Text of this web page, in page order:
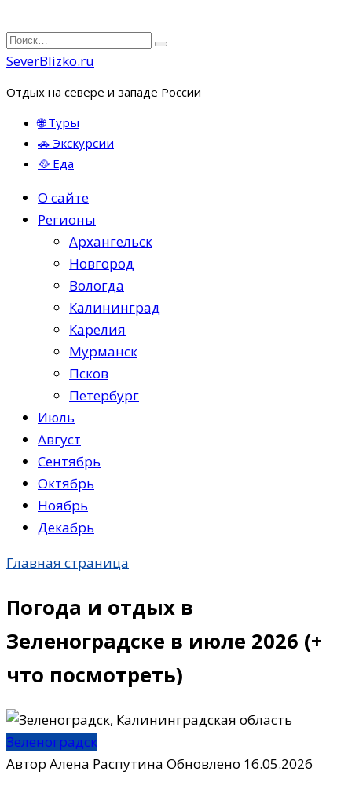
Перейти
к
Search
for:
SeverBlizko.ru
Отдых на севере и западе России
🌐 Туры
🚗 Экскурсии
🥘 Еда
О сайте
Регионы
Архангельск
Новгород
Вологда
Калининград
Карелия
Мурманск
Псков
Петербург
Июль
Август
Сентябрь
Октябрь
Ноябрь
Декабрь
Главная страница
Погода и отдых в
Зеленоградске в июле 2026 (+
что посмотреть)
Зеленоградск
Автор Алена Распутина Обновлено 16.05.2026